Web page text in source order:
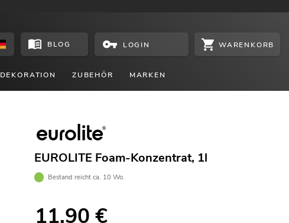
BLOG LOGIN WARENKORB
DEKORATION ZUBEHÖR MARKEN
EUROLITE Foam-Konzentrat, 1l
Bestand reicht ca. 10 Wo.
11,90 €